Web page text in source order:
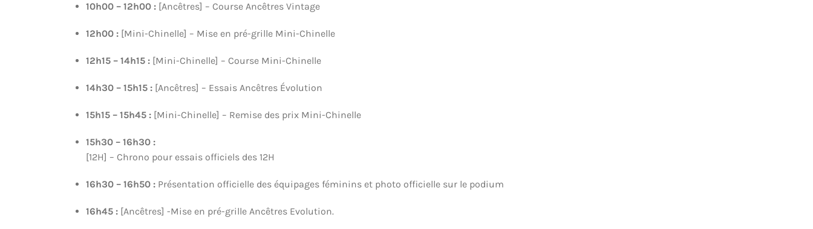
10h00 – 12h00 : [Ancêtres] – Course Ancêtres Vintage
12h00 : [Mini-Chinelle] – Mise en pré-grille Mini-Chinelle
12h15 – 14h15 :[Mini-Chinelle] – Course Mini-Chinelle
14h30 – 15h15 : [Ancêtres] – Essais Ancêtres Évolution
15h15 – 15h45 :[Mini-Chinelle] – Remise des prix Mini-Chinelle
15h30 – 16h30 :
[12H] – Chrono pour essais officiels des 12H
16h30 – 16h50 :Présentation officielle des équipages féminins et photo officielle sur le podium
16h45 : [Ancêtres] -Mise en pré-grille Ancêtres Evolution.